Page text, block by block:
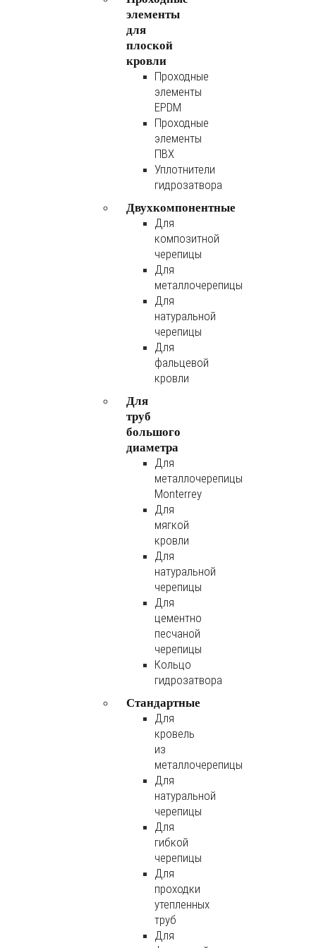
элементы
для
плоской
кровли
Проходные
элементы
EPDM
Проходные
элементы
ПВХ
Уплотнители
гидрозатвора
Двухкомпонентные
Для
композитной
черепицы
Для
металлочерепицы
Для
натуральной
черепицы
Для
фальцевой
кровли
Для
труб
большого
диаметра
Для
металлочерепицы
Monterrey
Для
мягкой
кровли
Для
натуральной
черепицы
Для
цементно
песчаной
черепицы
Кольцо
гидрозатвора
Стандартные
Для
кровель
из
металлочерепицы
Для
натуральной
черепицы
Для
гибкой
черепицы
Для
проходки
утепленных
труб
Для